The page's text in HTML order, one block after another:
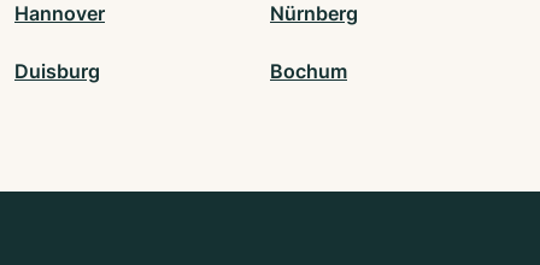
Hannover Nürnberg
Duisburg Bochum